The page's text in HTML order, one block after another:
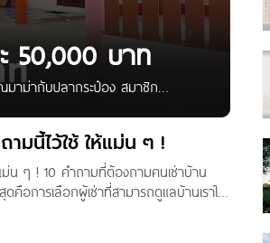
50,000 บาท
มาม่ากับปลากระป๋อง สมาชิก
ยู่กับธุรกิจบ้านเช่ามาโดยตลอด
ล้านห้า” กับการตัดสินใจสองครั้งใน
คนรอบๆตัว ญาติสนิทมิตรสหายก็
ามนี้ไว้ใช้ ให้แม่น ๆ !
ม่น ๆ ! 10 คำถามที่ต้องถามคนเช่าบ้าน
อการเลือกผู้เช่าที่สามารถดูแลบ้านเราได้
รเลือกคนที่จะมาเช่าบ้านนั้น นอกจากจะซัก
วย เพื่อเป็นข้อมูลเบื้องต้นในการ